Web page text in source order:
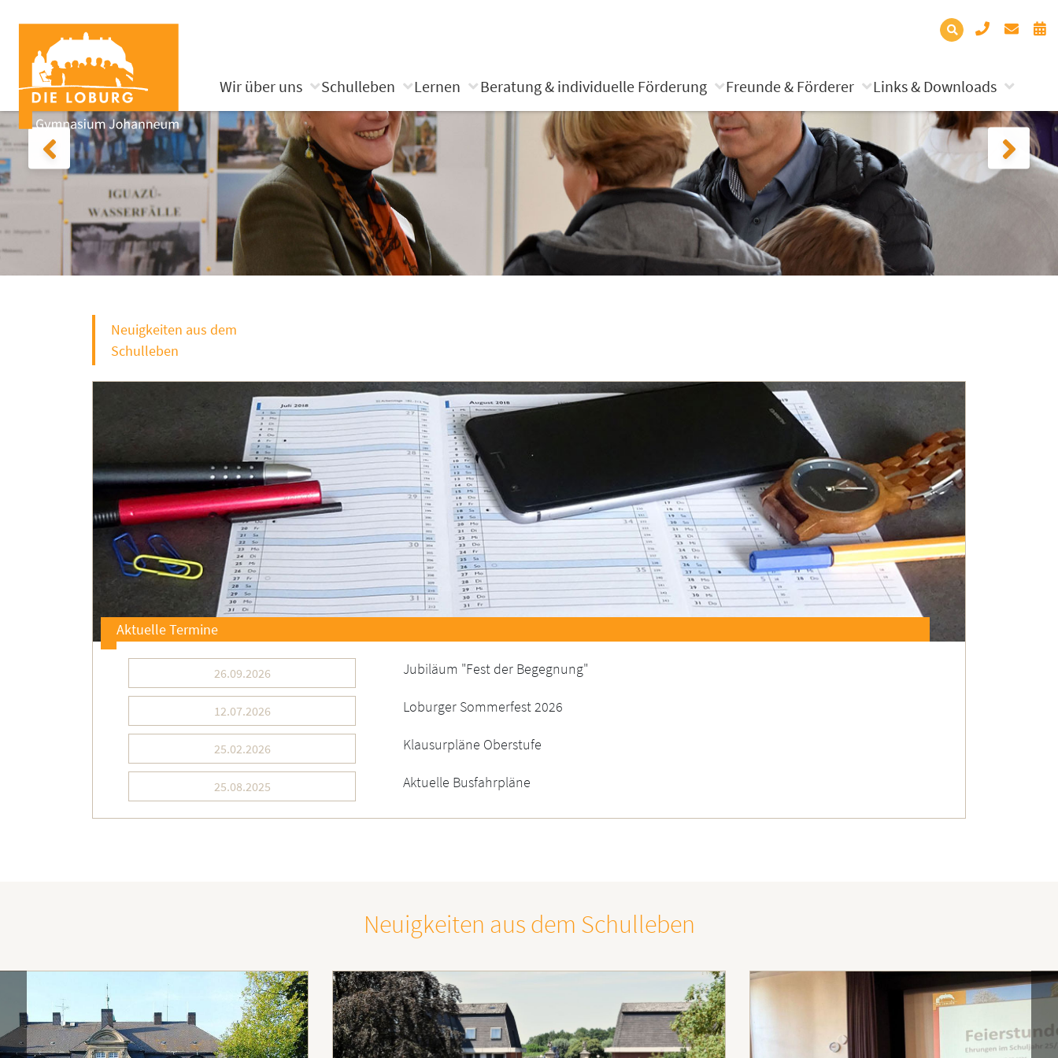
Wir über uns Schulleben Lernen Beratung & individuelle Förderung Freunde & Förderer Links & Downloads
Neuigkeiten aus dem
Schulleben
Aktuelle Termine
26.09.2026 Jubiläum "Fest der Begegnung"
12.07.2026 Loburger Sommerfest 2026
25.02.2026 Klausurpläne Oberstufe
25.08.2025 Aktuelle Busfahrpläne
Neuigkeiten aus dem Schulleben